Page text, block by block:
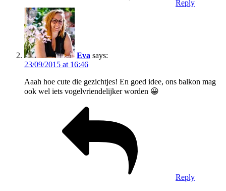
Reply
Eva says:
23/09/2015 at 16:46
Aaah hoe cute die gezichtjes! En goed idee, ons balkon mag
ook wel iets vogelvriendelijker worden 😀
Reply